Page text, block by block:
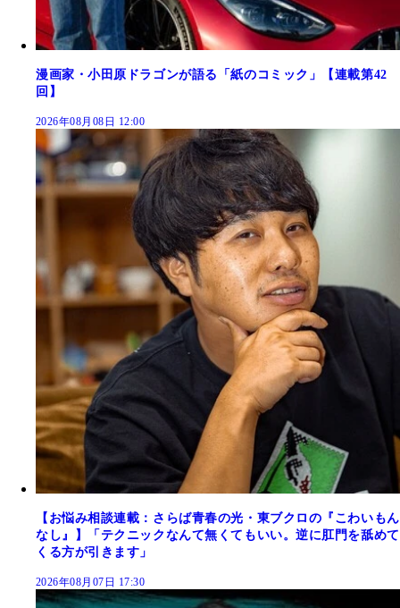
漫画家・小田原ドラゴンが語る「紙のコミック」【連載第42
回】
2026年08月08日 12:00
【お悩み相談連載：さらば青春の光・東ブクロの『こわいもん
なし』】「テクニックなんて無くてもいい。逆に肛門を舐めて
くる方が引きます」
2026年08月07日 17:30